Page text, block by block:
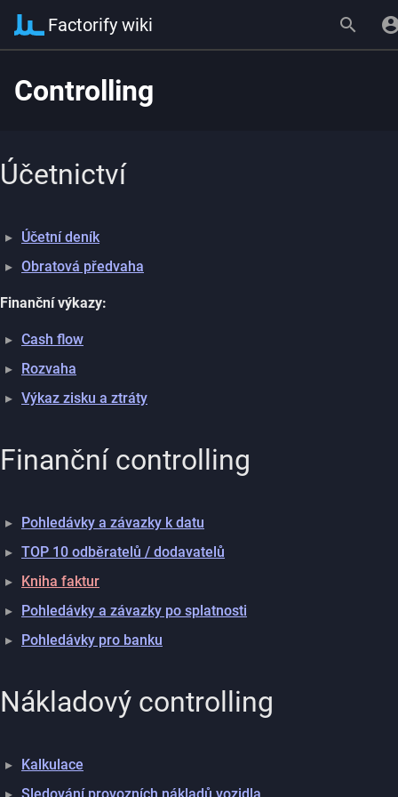
Factorify wiki
Controlling
Účetnictví
Účetní deník
Obratová předvaha
Finanční výkazy:
Cash flow
Rozvaha
Výkaz zisku a ztráty
Finanční controlling
Pohledávky a závazky k datu
TOP 10 odběratelů / dodavatelů
Kniha faktur
Pohledávky a závazky po splatnosti
Pohledávky pro banku
Nákladový controlling
Kalkulace